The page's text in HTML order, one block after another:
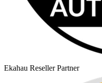
Ekahau Reseller Partner